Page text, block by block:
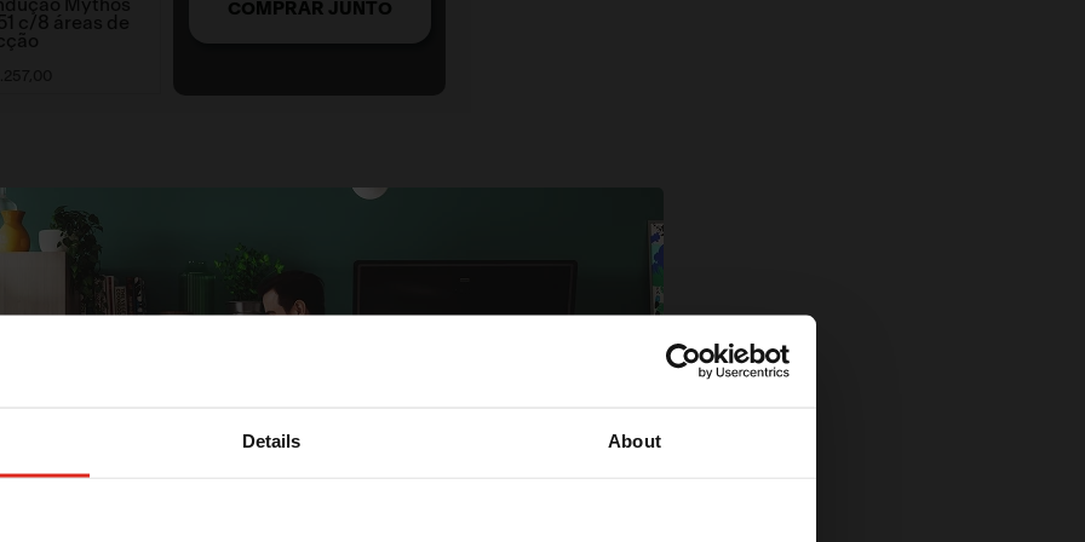
Details About
Mythos
c/8 áreas de
COMPRAR JUNTO
com a coifa de teto
Integrada de forma discreta ao teto,
da performance.
e elegante cria o clima ideal para qualquer
ainda mais silenciosa, instale o motor
um visual elegante e praticamente invisível.
com tinta nas cores próximas ao tom NCS